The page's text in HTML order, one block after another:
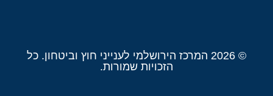
© 2026 המרכז הירושלמי לענייני חוץ וביטחון. כל
הזכויות שמורות.